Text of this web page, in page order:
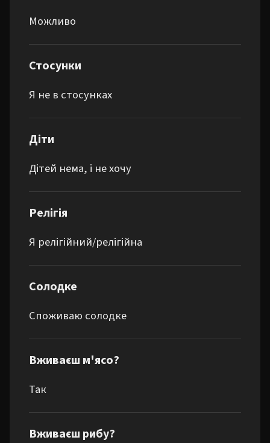
Можливо
Стосунки
Я не в стосунках
Діти
Дітей нема, і не хочу
Релігія
Я релігійний/релігійна
Солодке
Споживаю солодке
Вживаєш м'ясо?
Так
Вживаєш рибу?